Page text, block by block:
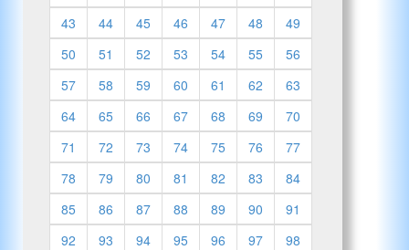
43
44 45 46 47 48
49
50
51 52 53 54 55
56
57
58 59 60 61 62
63
64
65 66 67 68 69
70
71
72 73 74 75 76
77
78
79 80 81 82 83
84
85
86 87 88 89 90
91
92
93 94 95 96 97 98